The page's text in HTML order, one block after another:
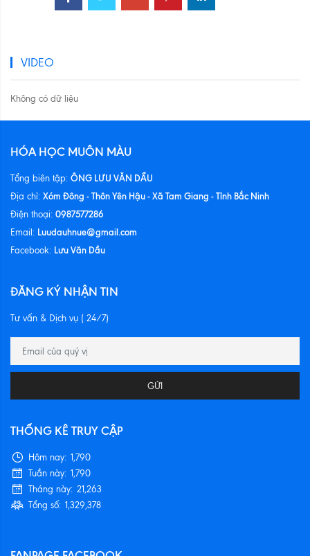
VIDEO
Không có dữ liệu
HÓA HỌC MUÔN MÀU
Tổng biên tập: ÔNG LƯU VĂN DẦU
Địa chỉ: Xóm Đông - Thôn Yên Hậu - Xã Tam Giang - Tỉnh Bắc Ninh
Điện thoại: 0987577286
Email: Luudauhnue@gmail.com
Facebook: Lưu Văn Dầu
ĐĂNG KÝ NHẬN TIN
Tư vấn & Dịch vụ ( 24/7)
GỬI
THỐNG KÊ TRUY CẬP
Hôm nay: 1,790
Tuần này: 1,790
Tháng này: 21,263
Tổng số: 1,329,378